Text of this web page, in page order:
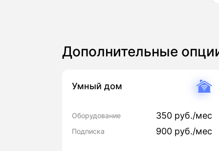
Дополнительные
Умный дом
Оборудование 350 руб./мес
Подписка 900 руб./мес